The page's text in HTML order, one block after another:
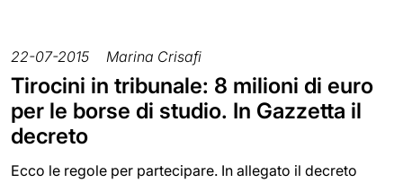
22-07-2015 Marina Crisafi
Tirocini in tribunale: 8 milioni di euro
per le borse di studio. In Gazzetta il
decreto
Ecco le regole per partecipare. In allegato il decreto